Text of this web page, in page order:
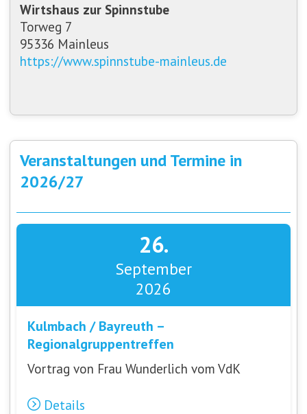
Wirtshaus zur Spinnstube
Torweg 7
95336 Mainleus
https://www.spinnstube-mainleus.de
Veranstaltungen und Termine in
2026/27
26.
September
2026
Kulmbach / Bayreuth –
Regionalgruppentreffen
Vortrag von Frau Wunderlich vom VdK
Details